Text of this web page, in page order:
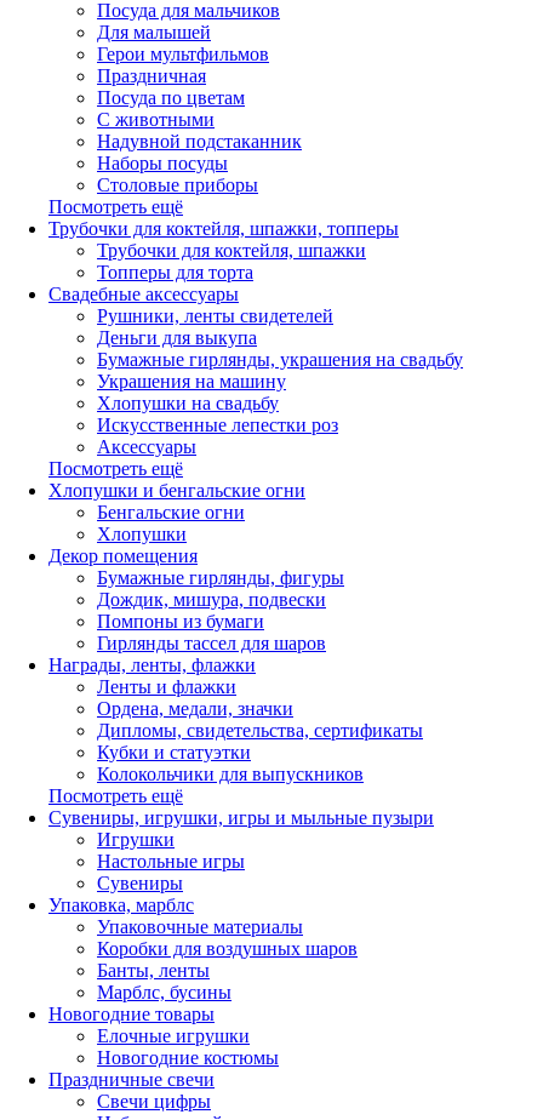
Посуда для мальчиков
Для малышей
Герои мультфильмов
Праздничная
Посуда по цветам
С животными
Надувной подстаканник
Наборы посуды
Столовые приборы
Посмотреть ещё
Трубочки для коктейля, шпажки, топперы
Трубочки для коктейля, шпажки
Топперы для торта
Свадебные аксессуары
Рушники, ленты свидетелей
Деньги для выкупа
Бумажные гирлянды, украшения на свадьбу
Украшения на машину
Хлопушки на свадьбу
Искусственные лепестки роз
Аксессуары
Посмотреть ещё
Хлопушки и бенгальские огни
Бенгальские огни
Хлопушки
Декор помещения
Бумажные гирлянды, фигуры
Дождик, мишура, подвески
Помпоны из бумаги
Гирлянды тассел для шаров
Награды, ленты, флажки
Ленты и флажки
Ордена, медали, значки
Дипломы, свидетельства, сертификаты
Кубки и статуэтки
Колокольчики для выпускников
Посмотреть ещё
Сувениры, игрушки, игры и мыльные пузыри
Игрушки
Настольные игры
Сувениры
Упаковка, марблс
Упаковочные материалы
Коробки для воздушных шаров
Банты, ленты
Марблс, бусины
Новогодние товары
Елочные игрушки
Новогодние костюмы
Праздничные свечи
Свечи цифры